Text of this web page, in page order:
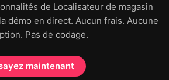
de Localisateur de magasin
démo en direct. Aucun frais. Aucune
Pas de codage.
maintenant